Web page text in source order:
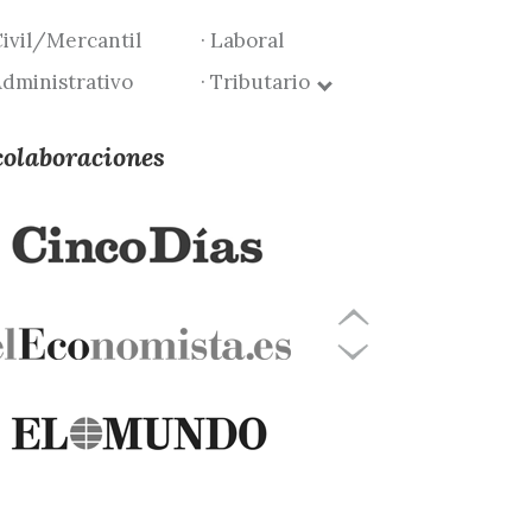
Mercantil
· Laboral
· Tributario